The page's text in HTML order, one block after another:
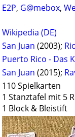
E2P, G@mebox,
Wikipedia (DE)
San Juan (2003);
Puerto Rico - Das
San Juan (2015);
110 Spielkarten
1 Stanztafel mit 5
1 Block & Bleistift